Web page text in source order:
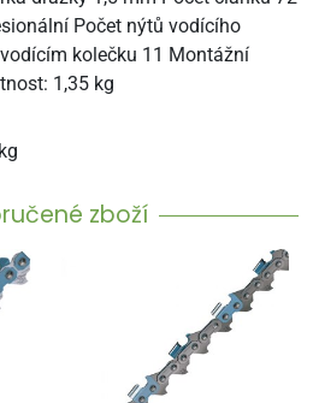
Počet nýtů vodícího
kolečku 11 Montážní
1,35 kg
zboží